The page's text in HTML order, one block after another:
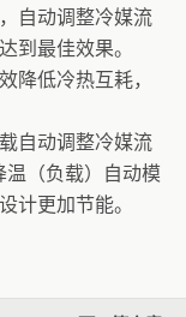
自动调整冷媒流
到最佳效果。
降低冷热互耗，
自动调整冷媒流
（负载）自动模
计更加节能。